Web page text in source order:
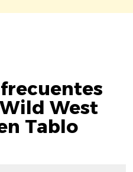
West
Tablo